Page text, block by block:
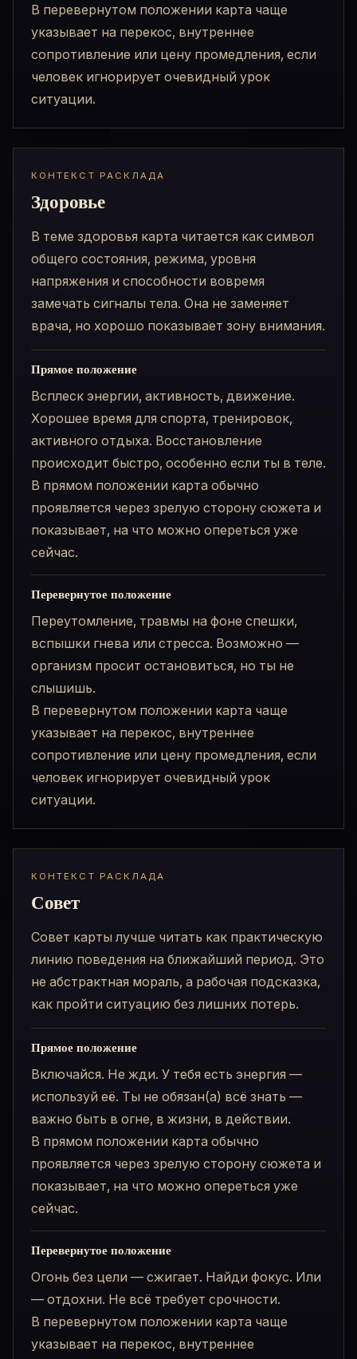
В перевернутом положении карта чаще
указывает на перекос, внутреннее
сопротивление или цену промедления, если
человек игнорирует очевидный урок
ситуации.
КОНТЕКСТ РАСКЛАДА
Здоровье
В теме здоровья карта читается как символ
общего состояния, режима, уровня
напряжения и способности вовремя
замечать сигналы тела. Она не заменяет
врача, но хорошо показывает зону внимания.
Прямое положение
Всплеск энергии, активность, движение.
Хорошее время для спорта, тренировок,
активного отдыха. Восстановление
происходит быстро, особенно если ты в теле.
В прямом положении карта обычно
проявляется через зрелую сторону сюжета и
показывает, на что можно опереться уже
сейчас.
Перевернутое положение
Переутомление, травмы на фоне спешки,
вспышки гнева или стресса. Возможно —
организм просит остановиться, но ты не
слышишь.
В перевернутом положении карта чаще
указывает на перекос, внутреннее
сопротивление или цену промедления, если
человек игнорирует очевидный урок
ситуации.
КОНТЕКСТ РАСКЛАДА
Совет
Совет карты лучше читать как практическую
линию поведения на ближайший период. Это
не абстрактная мораль, а рабочая подсказка,
как пройти ситуацию без лишних потерь.
Прямое положение
Включайся. Не жди. У тебя есть энергия —
используй её. Ты не обязан(а) всё знать —
важно быть в огне, в жизни, в действии.
В прямом положении карта обычно
проявляется через зрелую сторону сюжета и
показывает, на что можно опереться уже
сейчас.
Перевернутое положение
Огонь без цели — сжигает. Найди фокус. Или
— отдохни. Не всё требует срочности.
В перевернутом положении карта чаще
указывает на перекос, внутреннее